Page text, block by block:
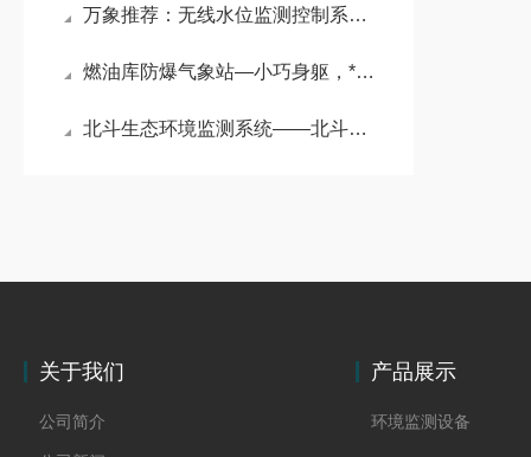
万象推荐：无线水位监测控制系统一款守护水域安全的水位自动监测预警系统
燃油库防爆气象站—小巧身躯，*守护 —防爆工业小型气象站解析
北斗生态环境监测系统——北斗织就生态“天眼” 守护绿水青山
关于我们
公司简介
产品展示
环境监测设备